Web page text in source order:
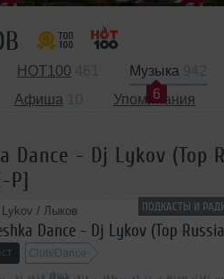
HOT100
Музыка
6
Афиша Упоминания
Dance - Dj Lykov (Top
P]
ПОДКАСТЫ И
Lykov / Лыков
Club/Dance